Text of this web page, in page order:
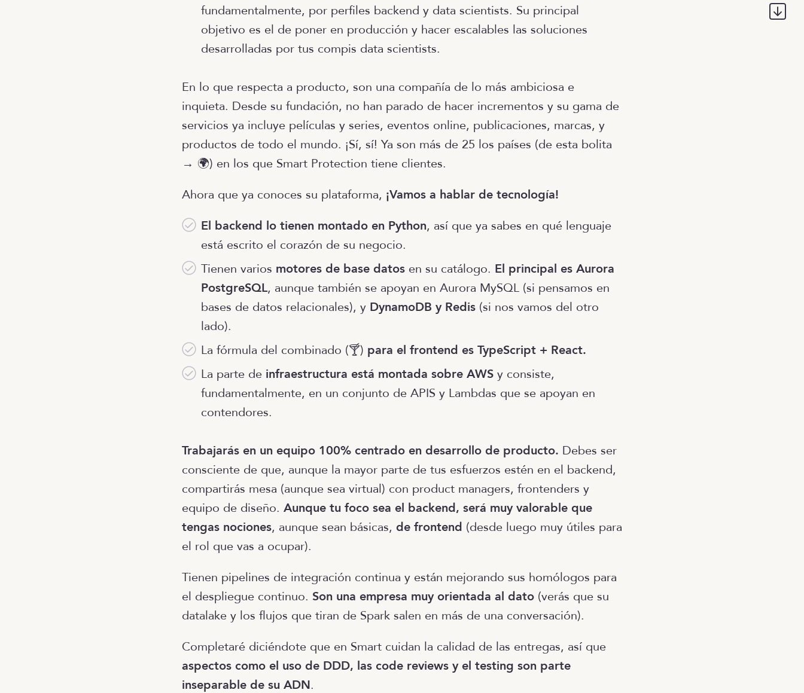
fundamentalmente, por perfiles backend y data scientists. Su principal
objetivo es el de poner en producción y hacer escalables las soluciones
desarrolladas por tus compis data scientists.
En lo que respecta a producto, son una compañía de lo más ambiciosa e
inquieta. Desde su fundación, no han parado de hacer incrementos y su gama de
servicios ya incluye películas y series, eventos online, publicaciones, marcas, y
productos de todo el mundo. ¡Sí, sí! Ya son más de 25 los países (de esta bolita
→ 🌍) en los que Smart Protection tiene clientes.
Ahora que ya conoces su plataforma, ¡Vamos a hablar de tecnología!
El backend lo tienen montado en Python, así que ya sabes en qué lenguaje
está escrito el corazón de su negocio.
Tienen varios motores de base datos en su catálogo. El principal es Aurora
PostgreSQL, aunque también se apoyan en Aurora MySQL (si pensamos en
bases de datos relacionales), y DynamoDB y Redis (si nos vamos del otro
lado).
La fórmula del combinado (🍸) para el frontend es TypeScript + React.
La parte de infraestructura está montada sobre AWS y consiste,
fundamentalmente, en un conjunto de APIS y Lambdas que se apoyan en
contendores.
Trabajarás en un equipo 100% centrado en desarrollo de producto. Debes ser
consciente de que, aunque la mayor parte de tus esfuerzos estén en el backend,
compartirás mesa (aunque sea virtual) con product managers, frontenders y
equipo de diseño. Aunque tu foco sea el backend, será muy valorable que
tengas nociones, aunque sean básicas, de frontend (desde luego muy útiles para
el rol que vas a ocupar).
Tienen pipelines de integración continua y están mejorando sus homólogos para
el despliegue continuo. Son una empresa muy orientada al dato (verás que su
datalake y los flujos que tiran de Spark salen en más de una conversación).
Completaré diciéndote que en Smart cuidan la calidad de las entregas, así que
aspectos como el uso de DDD, las code reviews y el testing son parte
inseparable de su ADN.